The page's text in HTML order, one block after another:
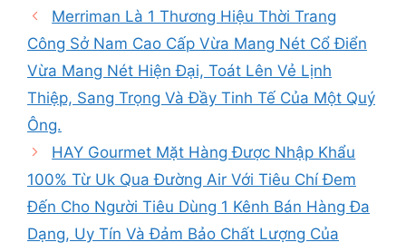
Merriman Là 1 Thương Hiệu Thời Trang
Công Sở Nam Cao Cấp Vừa Mang Nét Cổ Điển
Vừa Mang Nét Hiện Đại, Toát Lên Vẻ Lịnh
Thiệp, Sang Trọng Và Đầy Tinh Tế Của Một Quý
Ông.
HAY Gourmet Mặt Hàng Được Nhập Khẩu
100% Từ Uk Qua Đường Air Với Tiêu Chí Đem
Đến Cho Người Tiêu Dùng 1 Kênh Bán Hàng Đa
Dạng, Uy Tín Và Đảm Bảo Chất Lượng Của